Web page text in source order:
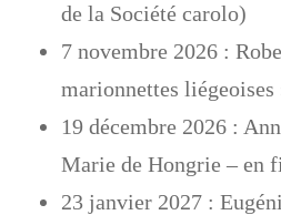
de la Société carolo)
7 novembre 2026 :
marionnettes liégeoises
19 décembre 2026 :
Marie de Hongrie – en
23 janvier 2027 :